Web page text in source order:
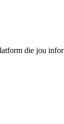
die jou